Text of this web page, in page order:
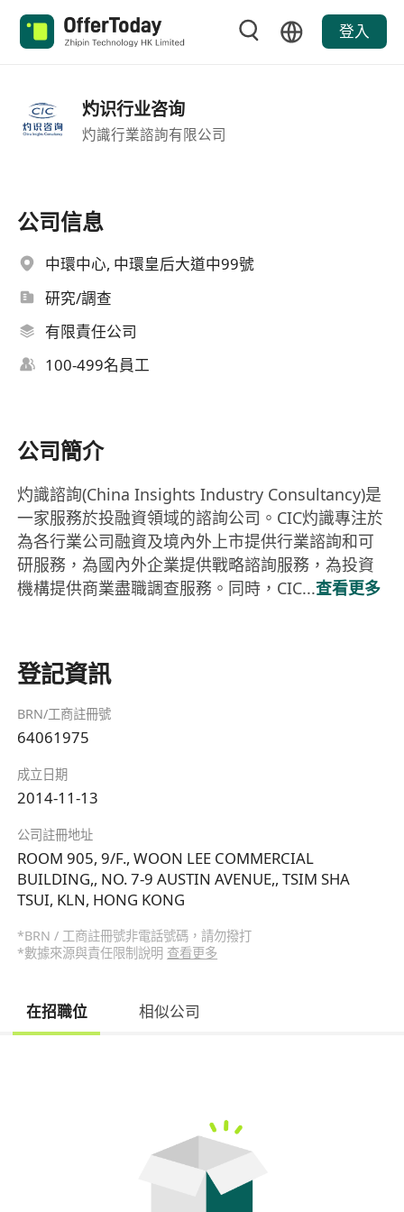
登入
灼识行业咨询
灼識行業諮詢有限公司
公司信息
中環中心, 中環皇后大道中99號
研究/調查
有限責任公司
100-499名員工
公司簡介
灼識諮詢(China Insights Industry Consultancy)是
一家服務於投融資領域的諮詢公司。CIC灼識專注於
為各行業公司融資及境內外上市提供行業諮詢和可
研服務，為國內外企業提供戰略諮詢服務，為投資
機構提供商業盡職調查服務。同時，CIC...查看更多
登記資訊
BRN/工商註冊號
64061975
成立日期
2014-11-13
公司註冊地址
ROOM 905, 9/F., WOON LEE COMMERCIAL
BUILDING,, NO. 7-9 AUSTIN AVENUE,, TSIM SHA
TSUI, KLN, HONG KONG
*BRN / 工商註冊號非電話號碼，請勿撥打
*數據來源與責任限制說明 查看更多
在招職位 相似公司